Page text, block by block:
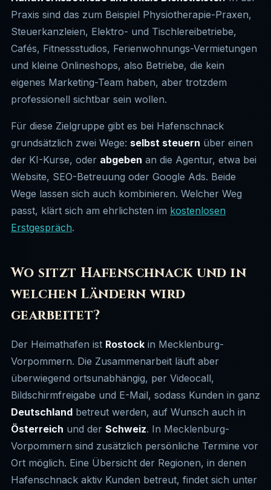
Praxis sind das zum Beispiel Physiotherapie-Praxen,
Steuerkanzleien, Elektro- und Tischlereibetriebe,
Cafés, Fitnessstudios, Ferienwohnungs-Vermietungen
und kleine Onlineshops, also Betriebe, die kein
eigenes Marketing-Team haben, aber trotzdem
professionell sichtbar sein wollen.
Für diese Zielgruppe gibt es bei Hafenschnack
grundsätzlich zwei Wege: selbst steuern über einen
der KI-Kurse, oder abgeben an die Agentur, etwa bei
Website, SEO-Betreuung oder Google Ads. Beide
Wege lassen sich auch kombinieren. Welcher Weg
passt, klärt sich am ehrlichsten im kostenlosen
Erstgespräch.
Wo sitzt Hafenschnack und in
welchen Ländern wird
gearbeitet?
Der Heimathafen ist Rostockin Mecklenburg-
Vorpommern. Die Zusammenarbeit läuft aber
überwiegend ortsunabhängig, per Videocall,
Bildschirmfreigabe und E-Mail, sodass Kunden in ganz
Deutschlandbetreut werden, auf Wunsch auch in
Österreich und der Schweiz. In Mecklenburg-
Vorpommern sind zusätzlich persönliche Termine vor
Ort möglich. Eine Übersicht der Regionen, in denen
Hafenschnack aktiv Kunden betreut, findet sich unter